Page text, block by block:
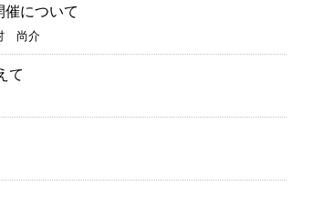
について
尚介
て